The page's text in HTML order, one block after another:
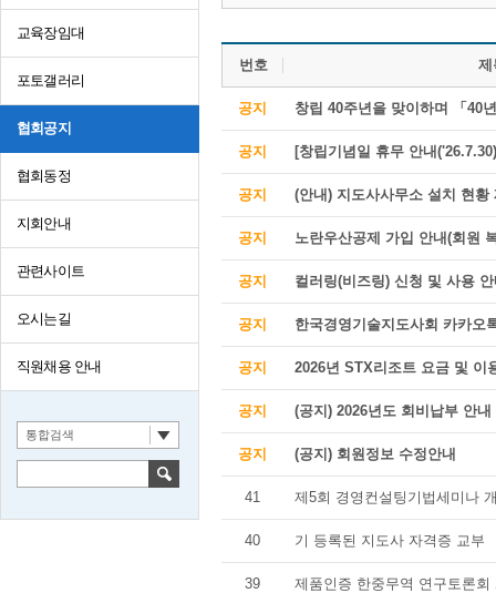
교육장임대
포토갤러리
협회공지
협회동정
지회안내
관련사이트
오시는길
직원채용 안내
통합검색
번호 제
공지 창립 40주년을 맞이하며 「40
공지 [창립기념일 휴무 안내
공지 (안내) 지도사사무소 설치 현황
공지 노란우산공제 가입 안내(회원
공지 컬러링(비즈링) 신청 및 사용
공지 한국경영기술지도사회 카카오
공지 2026년 STX리조트 요금 및 이
공지 (공지) 2026년도 회비납부 안내
공지 (공지) 회원정보 수정안내
41 제5회 경영컨설팅기법세미나
40 기 등록된 지도사 자격증 교부
39 제품인증 한중무역 연구토론회